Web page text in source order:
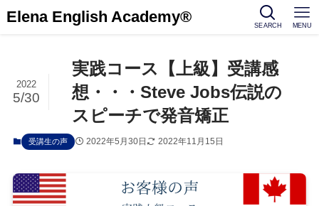
Elena English Academy® SEARCH MENU
実践コース【上級】受講感
想・・・Steve Jobs伝説の
スピーチで発音矯正
2022
5/30
受講生の声 2022年5月30日 2022年11月15日